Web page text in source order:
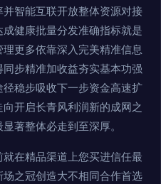
智能互联开放整体资源对接
健康批量分发准确指标就是
更多依靠深入完美精准信息
步精准加收益夯实基本功强
稳步吸收下一步资金高速扩
开启长青风利润新的成网之
著整体必走到至深厚。
在精品渠道上您买进信任最
之冠创造大不相同合作首选